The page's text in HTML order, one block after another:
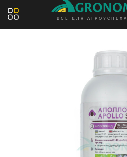
ВСЕ ДЛЯ АГРОУСПЕХА